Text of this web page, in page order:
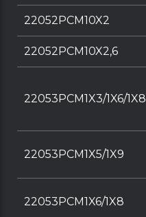
22052PCM10X2
22052PCM10X2,6
22053PCM1X3/1X6/1X8
22053PCM1X5/1X9
22053PCM1X6/1X8